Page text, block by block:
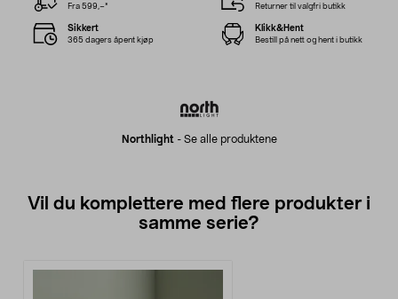
Northlight - Se alle produktene
Fra 599,–* Returner til valgfri butikk
Sikkert
365 dagers åpent kjøp
Klikk&Hent
Bestill på nett og hent i butikk
Vil du komplettere med flere produkter i
samme serie?